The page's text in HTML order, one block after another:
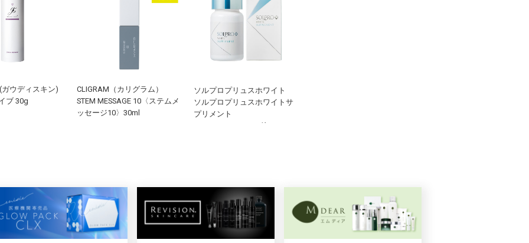
ガウディスキン)
ブ 30g
CLIGRAM（カリグラム）
STEM MESSAGE 10〈ステムメ
ッセージ10〉30ml
ソルプロプリュスホワイト
ソルプロプリュスホワイトサ
プリメント
10.29g（343mg×30粒）